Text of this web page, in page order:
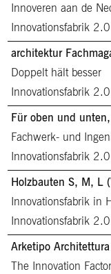
Innoveren aan de
Innovationsfabrik
architektur
Doppelt hält besser
Innovationsfabrik
Für oben und
Fachwerk- und
Innovationsfabrik
Holzbauten S, M, L
Innovationsfabrik in
Innovationsfabrik
Arketipo
The Innovation